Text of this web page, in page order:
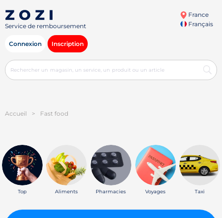
Service de remboursement
France
Français
Connexion Inscription
Accueil > Fast food
Top Aliments Pharmacies Voyages Taxi